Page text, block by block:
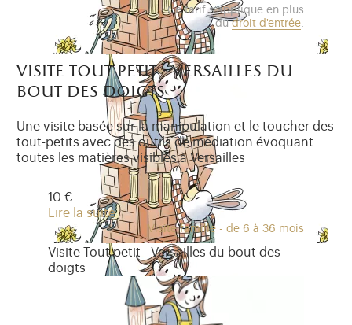
Ce tarif s'applique en plus
dudroit d'entrée.
visite tout petit - versailles du
bout des doigts
Une visite basée sur la manipulation et le toucher des
tout-petits avec des outils de médiation évoquant
toutes les matières visibles à Versailles
10 €
Lire la suite
Visite famille - de 6 à 36 mois
Visite Tout petit - Versailles du bout des
doigts